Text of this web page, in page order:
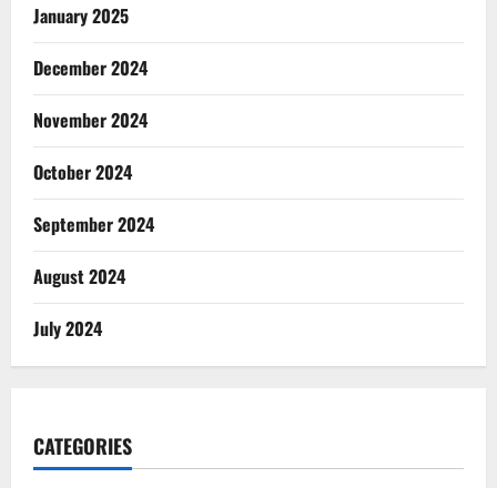
January 2025
December 2024
November 2024
October 2024
September 2024
August 2024
July 2024
CATEGORIES